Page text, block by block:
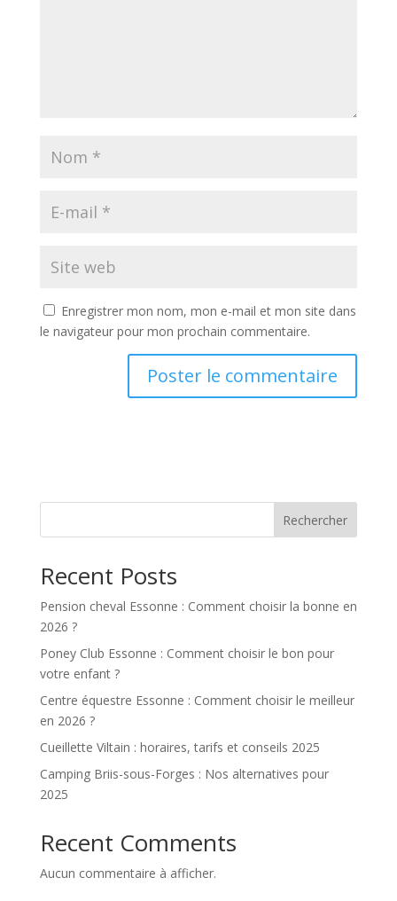
Enregistrer mon nom, mon e-mail et mon site dans
le navigateur pour mon prochain commentaire.
Rechercher
Recent Posts
Pension cheval Essonne : Comment choisir la bonne en
2026 ?
Poney Club Essonne : Comment choisir le bon pour
votre enfant ?
Centre équestre Essonne : Comment choisir le meilleur
en 2026 ?
Cueillette Viltain : horaires, tarifs et conseils 2025
Camping Briis-sous-Forges : Nos alternatives pour
2025
Recent Comments
Aucun commentaire à afficher.